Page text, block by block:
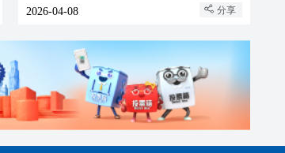
2026-04-08 分享